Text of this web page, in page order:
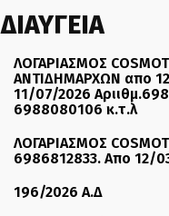
ΔΙΑΥΓΕΙΑ
ΛΟΓΑΡΙΑΣΜΟΣ
ΑΝΤΙΔΗΜΑΡΧΩΝ απο
11/07/2026
6988080106 κ.τ.λ
ΛΟΓΑΡΙΑΣΜΟΣ
6986812833. Απο 12/
196/2026 Α.Δ